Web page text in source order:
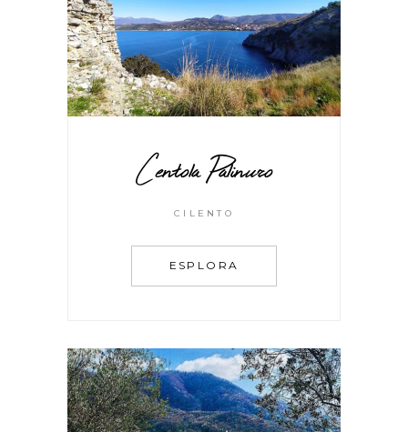
Centola Palinuro
CILENTO
ESPLORA